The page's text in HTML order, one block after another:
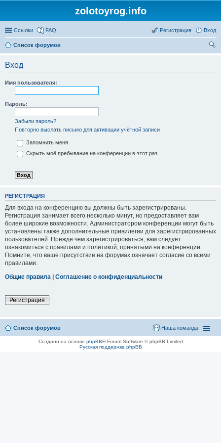
zolotoyrog.info
Ссылки FAQ Вход
Регистрация
Список форумов
Вход
Имя пользователя:
Пароль:
Забыли пароль?
Повторно выслать письмо для активации учётной записи
Запомнить меня
Скрыть моё пребывание на конференции в этот раз
РЕГИСТРАЦИЯ
Для входа на конференцию вы должны быть зарегистрированы.
Регистрация занимает всего несколько минут, но предоставляет вам
более широкие возможности. Администратором конференции могут быть
установлены также дополнительные привилегии для зарегистрированных
пользователей. Прежде чем зарегистрироваться, вам следует
ознакомиться с правилами и политикой, принятыми на конференции.
Помните, что ваше присутствие на форумах означает согласие со всеми
правилами.
Общие правила | Соглашение о конфиденциальности
Регистрация
Список форумов Наша команда
Создано на основе phpBB® Forum Software © phpBB Limited
Русская поддержка phpBB